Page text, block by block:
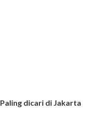
Paling dicari di Jakarta